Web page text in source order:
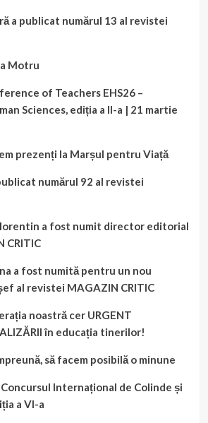
a publicat numărul 13 al revistei
Motru
of Teachers EHS26 –
Sciences, ediția a II-a | 21 martie
prezenți la Marșul pentru Viață
numărul 92 al revistei
a fost numit director editorial
CRITIC
a fost numită pentru un nou
al revistei MAGAZIN CRITIC
noastră cer URGENT
în educația tinerilor!
să facem posibilă o minune
Internațional de Colinde și
a VI-a